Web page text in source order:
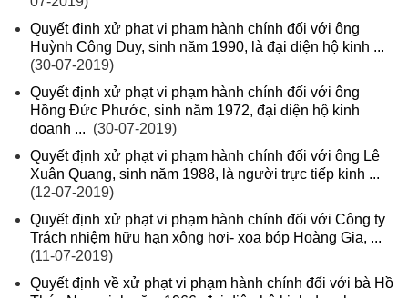
Quyết định xử phạt vi phạm hành chính đối với ông
Huỳnh Công Duy, sinh năm 1990, là đại diện hộ kinh ...
(30-07-2019)
Quyết định xử phạt vi phạm hành chính đối với ông
Hồng Đức Phước, sinh năm 1972, đại diện hộ kinh
doanh ... (30-07-2019)
Quyết định xử phạt vi phạm hành chính đối với ông Lê
Xuân Quang, sinh năm 1988, là người trực tiếp kinh ...
(12-07-2019)
Quyết định xử phạt vi phạm hành chính đối với Công ty
Trách nhiệm hữu hạn xông hơi- xoa bóp Hoàng Gia, ...
(11-07-2019)
Quyết định về xử phạt vi phạm hành chính đối với bà Hồ